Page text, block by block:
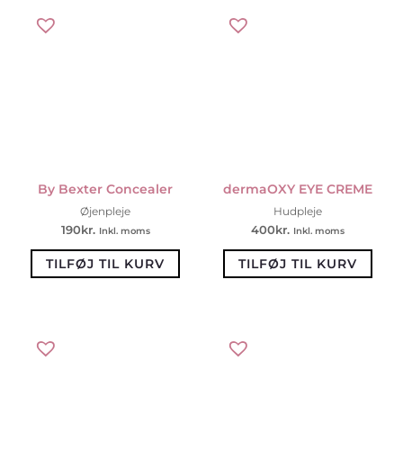
By Bexter Concealer
Øjenpleje
190kr. Inkl. moms
TILFØJ TIL KURV
dermaOXY EYE CREME
Hudpleje
400kr. Inkl. moms
TILFØJ TIL KURV